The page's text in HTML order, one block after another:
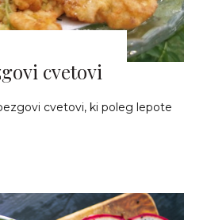
cvetovi
cvetovi, ki poleg lepote